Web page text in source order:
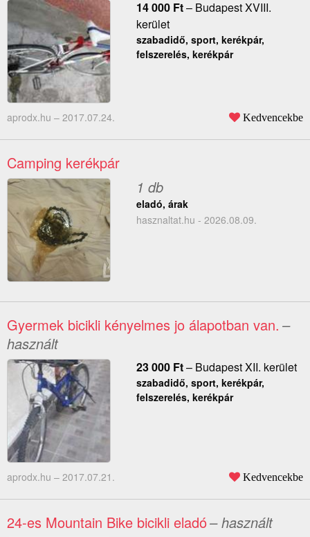
14 000 Ft– Budapest XVIII.
kerület
szabadidő, sport, kerékpár,
felszerelés, kerékpár
aprodx.hu – 2017.07.24. Kedvencekbe
Camping kerékpár
1 db
eladó, árak
hasznaltat.hu - 2026.08.09.
Gyermek bicikli kényelmes jo álapotban van. –
használt
23 000 Ft– Budapest XII. kerület
szabadidő, sport, kerékpár,
felszerelés, kerékpár
aprodx.hu – 2017.07.21. Kedvencekbe
24-es Mountain Bike bicikli eladó– használt